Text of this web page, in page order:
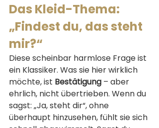
Das Kleid-Thema:
„Findest du, das steht
mir?“
Diese scheinbar harmlose Frage ist
ein Klassiker. Was sie hier wirklich
möchte, ist Bestätigung – aber
ehrlich, nicht übertrieben. Wenn du
sagst: „Ja, steht dir“, ohne
überhaupt hinzusehen, fühlt sie sich